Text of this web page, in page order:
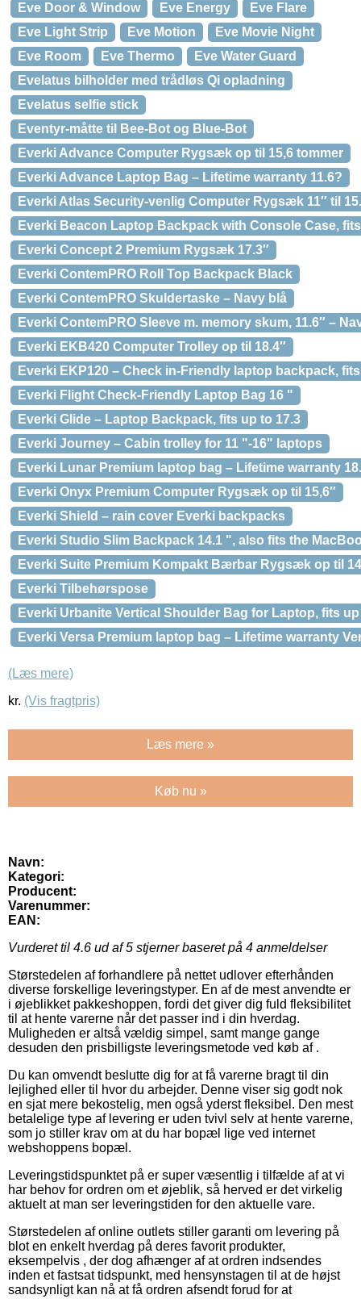
Eve Door & Window
Eve Energy
Eve Flare
Eve Light Strip
Eve Motion
Eve Movie Night
Eve Room
Eve Thermo
Eve Water Guard
Evelatus bilholder med trådløs Qi opladning
Evelatus selfie stick
Eventyr-måtte til Bee-Bot og Blue-Bot
Everki Advance Computer Rygsæk op til 15,6 tommer
Everki Advance Laptop Bag – Lifetime warranty 11.6?
Everki Atlas Security-venlig Computer Rygsæk 11″ til
Everki Beacon Laptop Backpack with Console Case,
Everki Concept 2 Premium Rygsæk 17.3″
Everki ContemPRO Roll Top Backpack Black
Everki ContemPRO Skuldertaske – Navy blå
Everki ContemPRO Sleeve m. memory skum, 11.6″ –
Everki EKB420 Computer Trolley op til 18.4″
Everki EKP120 – Check in-Friendly laptop backpack,
Everki Flight Check-Friendly Laptop Bag 16 "
Everki Glide – Laptop Backpack, fits up to 17.3
Everki Journey – Cabin trolley for 11 "-16" laptops
Everki Lunar Premium laptop bag – Lifetime warranty
Everki Onyx Premium Computer Rygsæk op til 15,6″
Everki Shield – rain cover Everki backpacks
Everki Studio Slim Backpack 14.1 ", also fits the
Everki Suite Premium Kompakt Bærbar Rygsæk op til
Everki Tilbehørspose
Everki Urbanite Vertical Shoulder Bag for Laptop, fits
Everki Versa Premium laptop bag – Lifetime warranty
(Læs mere)
kr. (Vis fragtpris)
Læs mere »
Køb nu »
Navn:
Kategori:
Producent:
Varenummer:
EAN:
Vurderet til 4.6 ud af 5 stjerner baseret på 4 anmeldelser
Størstedelen af forhandlere på nettet udlover efterhånden
diverse forskellige leveringstyper. En af de mest anvendte er
i øjeblikket pakkeshoppen, fordi det giver dig fuld fleksibilitet
til at hente varerne når det passer ind i din hverdag.
Muligheden er altså vældig simpel, samt mange gange
desuden den prisbilligste leveringsmetode ved køb af .
Du kan omvendt beslutte dig for at få varerne bragt til din
lejlighed eller til hvor du arbejder. Denne viser sig godt nok
en sjat mere bekostelig, men også yderst fleksibel. Den mest
betalelige type af levering er uden tvivl selv at hente varerne,
som jo stiller krav om at du har bopæl lige ved internet
webshoppens bopæl.
Leveringstidspunktet på er super væsentlig i tilfælde af at vi
har behov for ordren om et øjeblik, så herved er det virkelig
aktuelt at man ser leveringstiden for den aktuelle vare.
Størstedelen af online outlets stiller garanti om levering på
blot en enkelt hverdag på deres favorit produkter,
eksempelvis , der dog afhænger af at ordren indsendes
inden et fastsat tidspunkt, med hensynstagen til at de højst
sandsynligt kan nå at få ordren afsendt forud for at